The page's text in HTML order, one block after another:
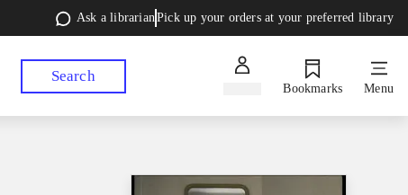
Ask a librarianPick up your orders at your preferred library
Search
Bookmarks Menu